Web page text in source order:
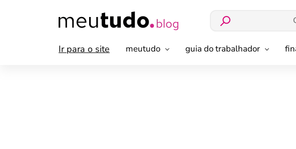
Ir para o site meutudo guia do trabalhador